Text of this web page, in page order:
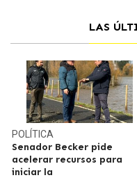
LAS
POLÍTICA
Senador Becker pide
acelerar recursos para
iniciar la